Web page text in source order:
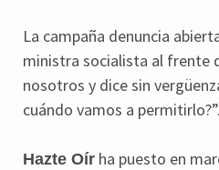
La campaña denuncia
ministra socialista al frente
nosotros y dice sin
cuándo vamos a permitirlo?”.
Hazte Oír ha puesto en